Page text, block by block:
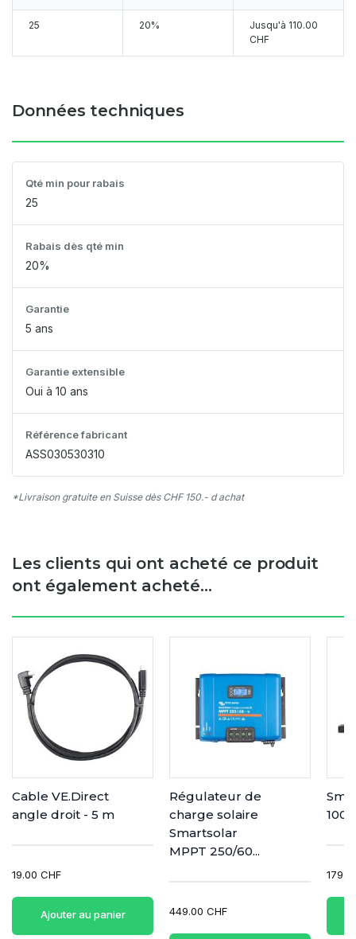
25 20% Jusqu'à 110.00
CHF
Données techniques
Qté min pour rabais
25
Rabais dès qté min
20%
Garantie
5 ans
Garantie extensible
Oui à 10 ans
Référence fabricant
ASS030530310
*Livraison gratuite en Suisse dès CHF 150.- d achat
Les clients qui ont acheté ce produit
ont également acheté...
Cable VE.Direct
angle droit - 5 m
19.00 CHF
Ajouter au panier
Régulateur de
charge solaire
Smartsolar
MPPT 250/60...
449.00 CHF